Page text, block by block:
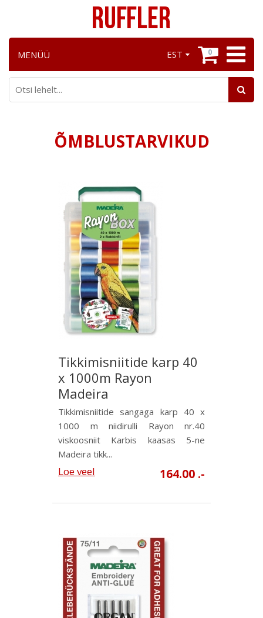
EST 0
MENÜÜ
ÕMBLUSTARVIKUD
Tikkimisniitide karp 40
x 1000m Rayon
Madeira
Tikkimisniitide sangaga karp 40 x
1000 m niidirulli Rayon nr.40
viskoosniit Karbis kaasas 5-ne
Madeira tikk...
Loe veel 164.00 .-